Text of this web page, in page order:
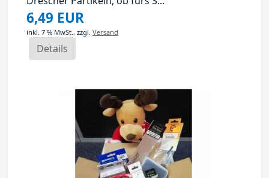
6,49 EUR
inkl. 7 % MwSt., zzgl. Versand
Details